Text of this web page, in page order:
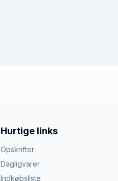
Hurtige links
Opskrifter
Dagligvarer
Indkøbsliste